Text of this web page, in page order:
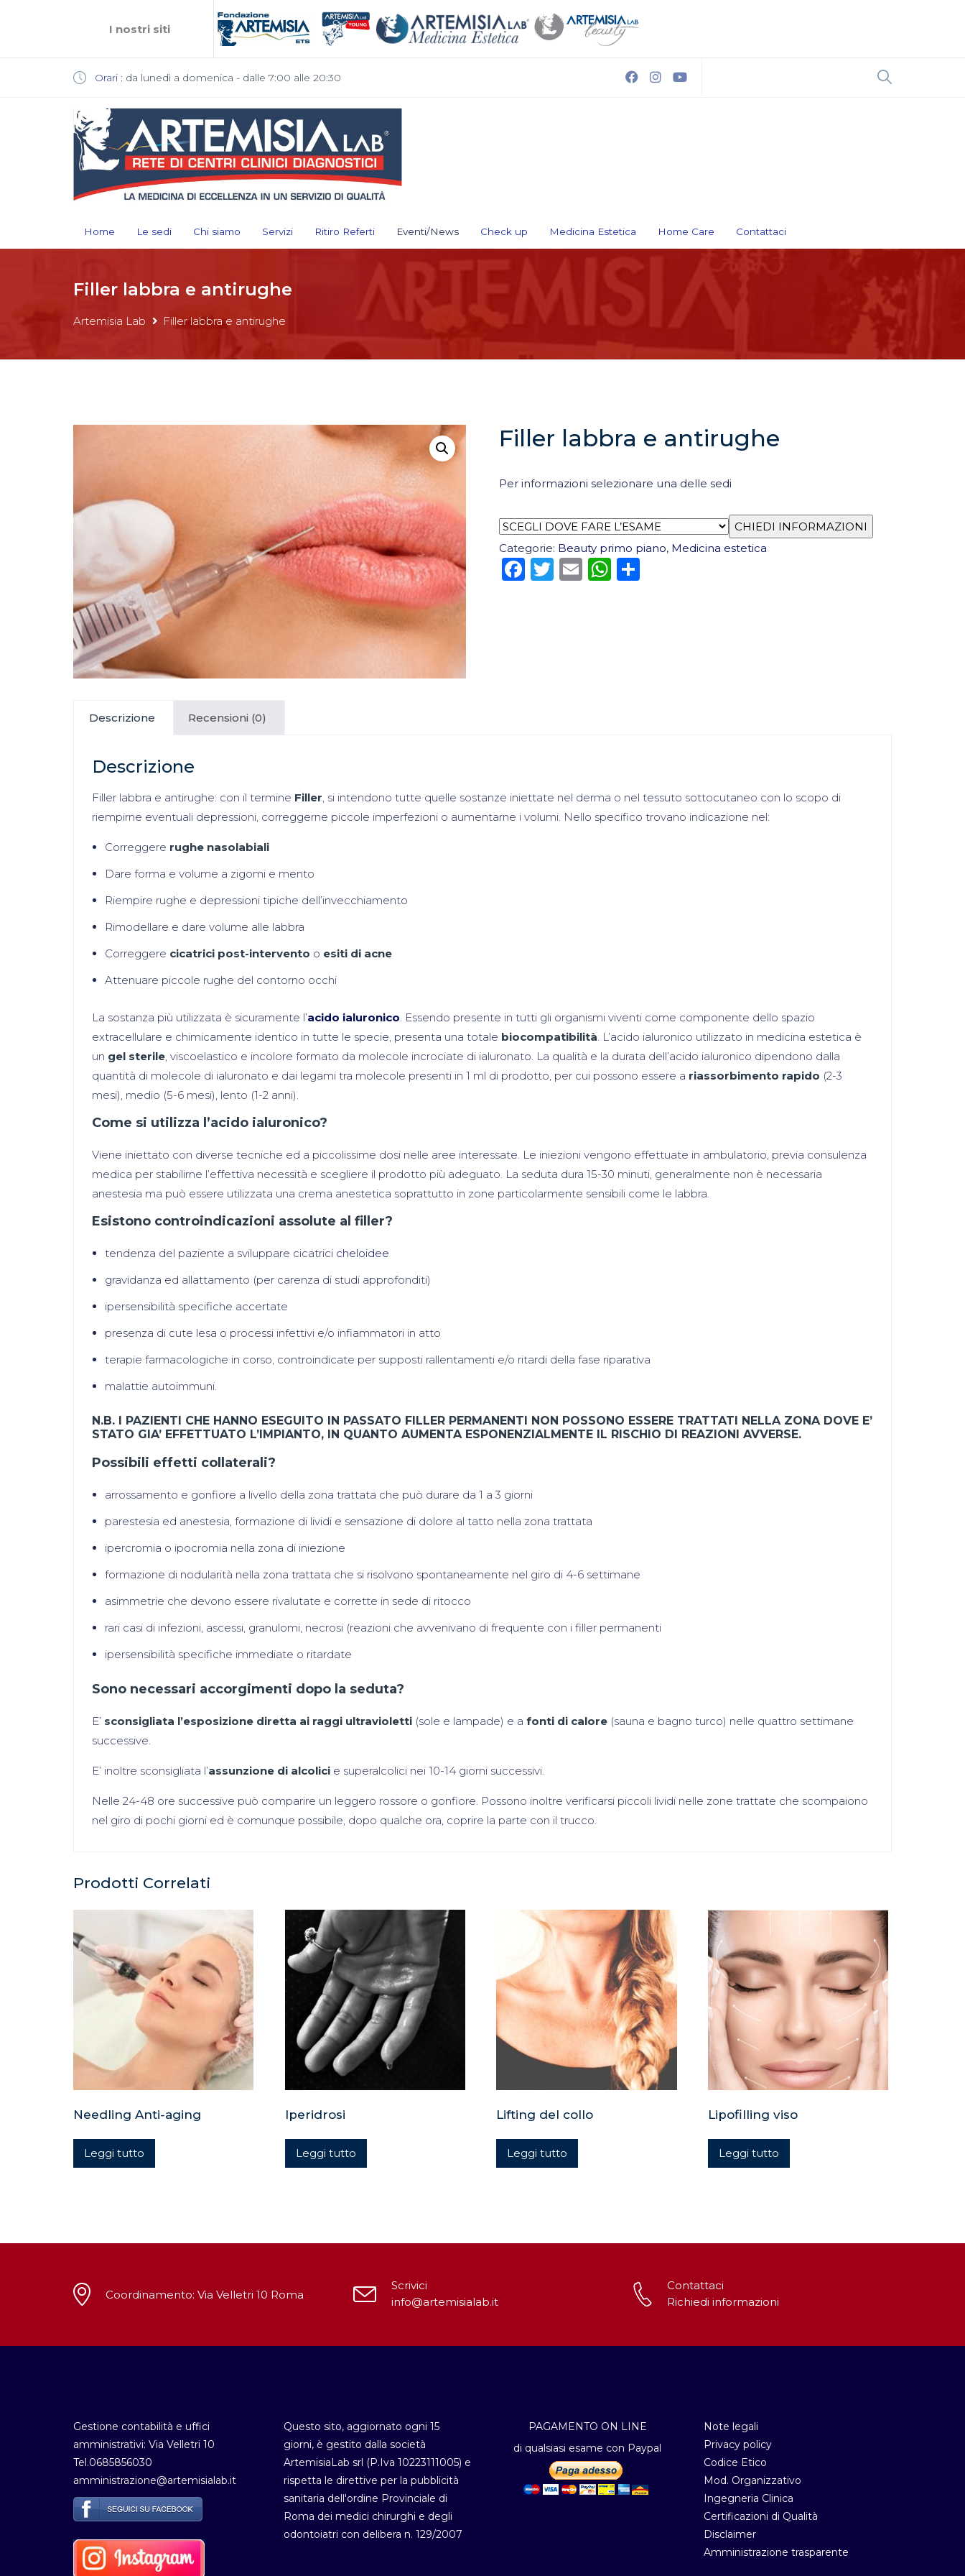
I nostri siti
Orari : da lunedì a domenica - dalle 7:00 alle 20:30
Home Le sedi Chi siamo Servizi Ritiro Referti Eventi/News Check up Medicina Estetica Home Care Contattaci
Filler labbra e antirughe
Artemisia Lab Filler labbra e antirughe
Filler labbra e antirughe
Per informazioni selezionare una delle sedi
Categorie: Beauty primo piano, Medicina estetica
Facebook
Twitter
EmailWhatsApp
Condividi
Descrizione Recensioni (0)
Descrizione
Filler labbra e antirughe: con il termine Filler, si intendono tutte quelle sostanze iniettate nel derma o nel tessuto sottocutaneo con lo scopo di
riempirne eventuali depressioni, correggerne piccole imperfezioni o aumentarne i volumi. Nello specifico trovano indicazione nel:
Correggere rughe nasolabiali
Dare forma e volume a zigomi e mento
Riempire rughe e depressioni tipiche dell’invecchiamento
Rimodellare e dare volume alle labbra
Correggere cicatrici post-intervento o esiti di acne
Attenuare piccole rughe del contorno occhi
La sostanza più utilizzata è sicuramente l’acido ialuronico. Essendo presente in tutti gli organismi viventi come componente dello spazio
extracellulare e chimicamente identico in tutte le specie, presenta una totale biocompatibilità. L’acido ialuronico utilizzato in medicina estetica è
un gel sterile, viscoelastico e incolore formato da molecole incrociate di ialuronato. La qualità e la durata dell’acido ialuronico dipendono dalla
quantità di molecole di ialuronato e dai legami tra molecole presenti in 1 ml di prodotto, per cui possono essere a riassorbimento rapido (2-3
mesi), medio (5-6 mesi), lento (1-2 anni).
Come si utilizza l’acido ialuronico?
Viene iniettato con diverse tecniche ed a piccolissime dosi nelle aree interessate. Le iniezioni vengono effettuate in ambulatorio, previa consulenza
medica per stabilirne l’effettiva necessità e scegliere il prodotto più adeguato. La seduta dura 15-30 minuti, generalmente non è necessaria
anestesia ma può essere utilizzata una crema anestetica soprattutto in zone particolarmente sensibili come le labbra.
Esistono controindicazioni assolute al filler?
tendenza del paziente a sviluppare cicatrici cheloidee
gravidanza ed allattamento (per carenza di studi approfonditi)
ipersensibilità specifiche accertate
presenza di cute lesa o processi infettivi e/o infiammatori in atto
terapie farmacologiche in corso, controindicate per supposti rallentamenti e/o ritardi della fase riparativa
malattie autoimmuni.
N.B. I PAZIENTI CHE HANNO ESEGUITO IN PASSATO FILLER PERMANENTI NON POSSONO ESSERE TRATTATI NELLA ZONA DOVE E’
STATO GIA’ EFFETTUATO L’IMPIANTO, IN QUANTO AUMENTA ESPONENZIALMENTE IL RISCHIO DI REAZIONI AVVERSE.
Possibili effetti collaterali?
arrossamento e gonfiore a livello della zona trattata che può durare da 1 a 3 giorni
parestesia ed anestesia, formazione di lividi e sensazione di dolore al tatto nella zona trattata
ipercromia o ipocromia nella zona di iniezione
formazione di nodularità nella zona trattata che si risolvono spontaneamente nel giro di 4-6 settimane
asimmetrie che devono essere rivalutate e corrette in sede di ritocco
rari casi di infezioni, ascessi, granulomi, necrosi (reazioni che avvenivano di frequente con i filler permanenti
ipersensibilità specifiche immediate o ritardate
Sono necessari accorgimenti dopo la seduta?
E’ sconsigliata l’esposizione diretta ai raggi ultravioletti (sole e lampade) e a fonti di calore (sauna e bagno turco) nelle quattro settimane
successive.
E’ inoltre sconsigliata l’assunzione di alcolici e superalcolici nei 10-14 giorni successivi.
Nelle 24-48 ore successive può comparire un leggero rossore o gonfiore. Possono inoltre verificarsi piccoli lividi nelle zone trattate che scompaiono
nel giro di pochi giorni ed è comunque possibile, dopo qualche ora, coprire la parte con il trucco.
Prodotti Correlati
Needling Anti-aging
Leggi tutto
Iperidrosi
Leggi tutto
Lifting del collo
Leggi tutto
Lipofilling viso
Leggi tutto
Coordinamento: Via Velletri 10 Roma
Scrivici
info@artemisialab.it
Contattaci
Richiedi informazioni
Gestione contabilità e uffici
amministrativi: Via Velletri 10
Tel.0685856030
amministrazione@artemisialab.it
Questo sito, aggiornato ogni 15
giorni, è gestito dalla società
ArtemisiaLab srl (P.Iva 10223111005) e
rispetta le direttive per la pubblicità
sanitaria dell'ordine Provinciale di
Roma dei medici chirurghi e degli
odontoiatri con delibera n. 129/2007
PAGAMENTO ON LINE
di qualsiasi esame con Paypal
Note legali
Privacy policy
Codice Etico
Mod. Organizzativo
Ingegneria Clinica
Certificazioni di Qualità
Disclaimer
Amministrazione trasparente